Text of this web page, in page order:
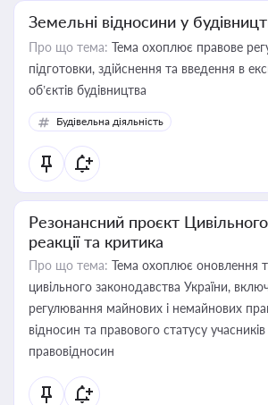
Земельні відносини у
Про що тема: Тема охоплює правове
підготовки, здійснення та введення в
об’єктів будівництва
Будівельна діяльність
Резонансний проєкт
реакції та критика
Про що тема: Тема охоплює оновлення
цивільного законодавства України,
регулювання майнових і немайнових
відносин та правового статусу
правовідносин